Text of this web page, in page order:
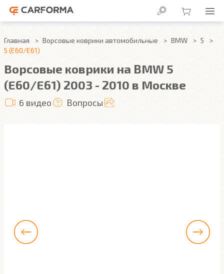
Главная Ворсовые коврики автомобильные BMW
5
5 (E60/E61)
Ворсовые коврики на BMW 5
(E60/E61) 2003 - 2010 в Москве
6 видео Вопросы